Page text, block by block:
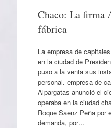
Chaco: La firma
fábrica
La empresa de
en la ciudad de
puso a la venta sus
personal. empresa de
Alpargatas anunció el
operaba en la ciudad
Roque Saenz Peña por
demanda, por…